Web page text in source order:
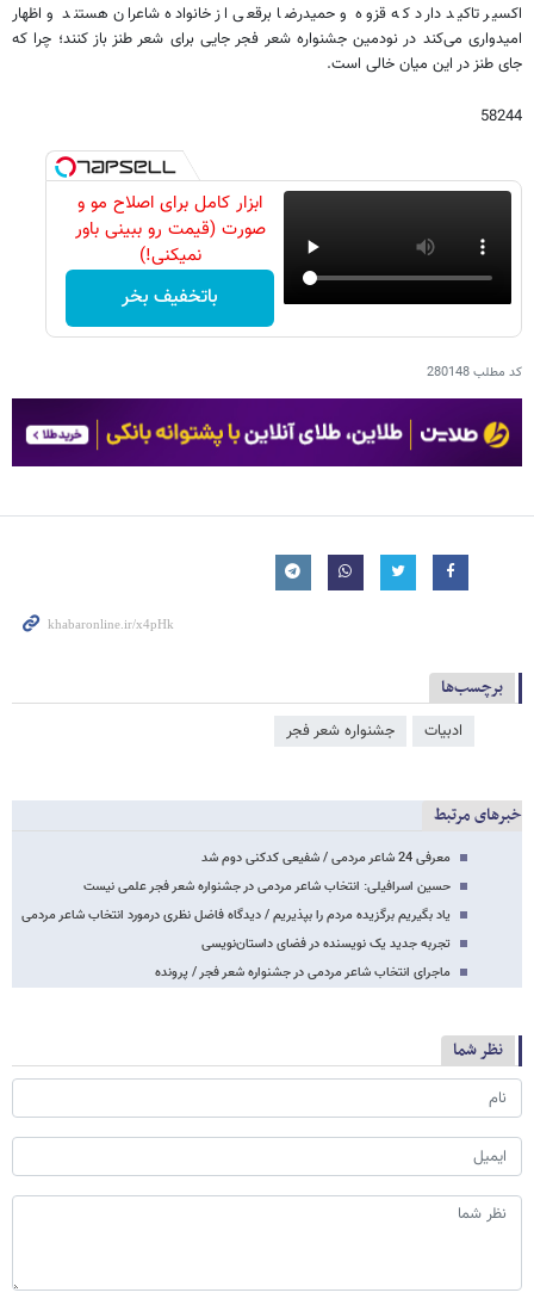
اکسیر تاکید دارد که قزوه و حمیدرضا برقعی از خانواده شاعران هستند و اظهار
امیدواری می‌کند در نودمین جشنواره شعر فجر جایی برای شعر طنز باز کنند؛ چرا که
جای طنز در این میان خالی است.
58244
ابزار کامل برای اصلاح مو و
صورت (قیمت رو ببینی باور
نمیکنی!)
باتخفیف بخر
کد مطلب280148
برچسب‌ها
ادبیات جشنواره شعر فجر
خبرهای مرتبط
معرفی 24 شاعر مردمی / شفیعی کدکنی دوم شد
حسین اسرافیلی: انتخاب شاعر مردمی در جشنواره شعر فجر علمی نیست
یاد بگیریم برگزیده مردم را بپذیریم / دیدگاه فاضل نظری درمورد انتخاب شاعر مردمی
تجربه جدید یک نویسنده در فضای داستان‌نویسی
ماجرای انتخاب شاعر مردمی در جشنواره شعر فجر / پرونده
نظر شما